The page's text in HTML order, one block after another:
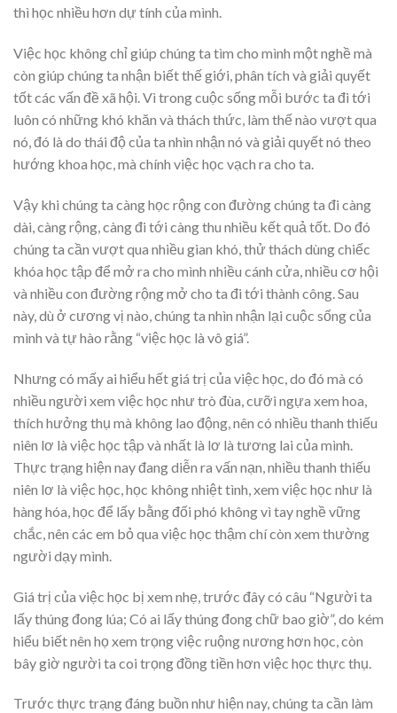
thì học nhiều hơn dự tính của mình.
Việc học không chỉ giúp chúng ta tìm cho mình một nghề mà
còn giúp chúng ta nhận biết thế giới, phân tích và giải quyết
tốt các vấn đề xã hội. Vì trong cuộc sống mỗi bước ta đi tới
luôn có những khó khăn và thách thức, làm thế nào vượt qua
nó, đó là do thái độ của ta nhìn nhận nó và giải quyết nó theo
hướng khoa học, mà chính việc học vạch ra cho ta.
Vậy khi chúng ta càng học rộng con đường chúng ta đi càng
dài, càng rộng, càng đi tới càng thu nhiều kết quả tốt. Do đó
chúng ta cần vượt qua nhiều gian khó, thử thách dùng chiếc
khóa học tập để mở ra cho mình nhiều cánh cửa, nhiều cơ hội
và nhiều con đường rộng mở cho ta đi tới thành công. Sau
này, dù ở cương vị nào, chúng ta nhìn nhận lại cuộc sống của
mình và tự hào rằng “việc học là vô giá”.
Nhưng có mấy ai hiểu hết giá trị của việc học, do đó mà có
nhiều người xem việc học như trò đùa, cưỡi ngựa xem hoa,
thích hưởng thụ mà không lao động, nên có nhiều thanh thiếu
niên lơ là việc học tập và nhất là lơ là tương lai của mình.
Thực trạng hiện nay đang diễn ra vấn nạn, nhiều thanh thiếu
niên lơ là việc học, học không nhiệt tình, xem việc học như là
hàng hóa, học để lấy bằng đối phó không vì tay nghề vững
chắc, nên các em bỏ qua việc học thậm chí còn xem thường
người dạy mình.
Giá trị của việc học bị xem nhẹ, trước đây có câu “Người ta
lấy thúng đong lúa; Có ai lấy thúng đong chữ bao giờ”, do kém
hiểu biết nên họ xem trọng việc ruộng nương hơn học, còn
bây giờ người ta coi trọng đồng tiền hơn việc học thực thụ.
Trước thực trạng đáng buồn như hiện nay, chúng ta cần làm